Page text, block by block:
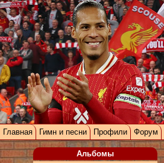
Главная Гимн и песни Профили Форум
Альбомы